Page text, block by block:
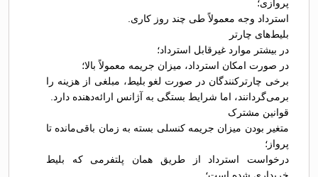
پروازی؛
استرداد وجه معمولاً طی چند روز کاری.
بلیط‌های چارتر
در بیشتر موارد غیرقابل استرداد؛
در صورت امکان استرداد، میزان جریمه معمولاً بالا؛
برخی چارترکنندگان در صورت لغو بلیط، مبلغی از هزینه را
برمی‌گردانند، اما شرایط بستگی به آژانس ارائه‌دهنده دارد.
قوانین مشترک
متغیر بودن میزان جریمه کنسلی بسته به زمان باقی‌مانده تا
پرواز؛
درخواست استرداد از طریق همان پلتفرمی که بلیط